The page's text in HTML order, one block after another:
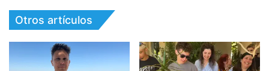
Otros artículos